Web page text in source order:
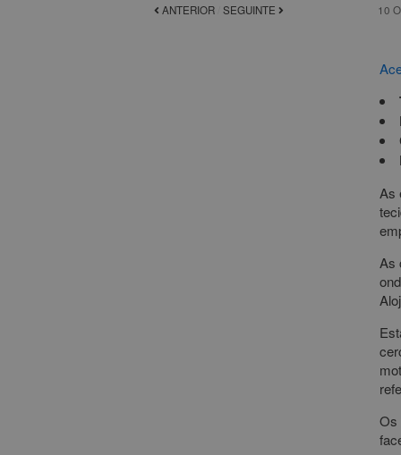
ANTERIOR SEGUINTE 10
As
As
Os